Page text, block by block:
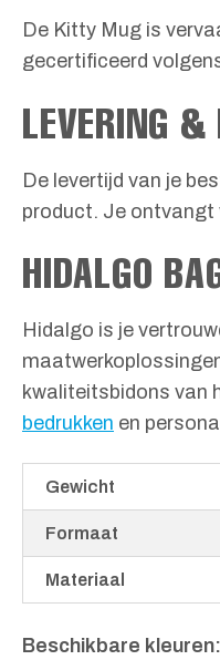
De Kitty Mug is
gecertificeerd
LEVERING &
De levertijd van je
product. Je ontvangt
HIDALGO
Hidalgo is je
kwaliteitsbidons van
bedrukken en
Gewicht
Formaat
Materiaal
Beschikbare kleuren: